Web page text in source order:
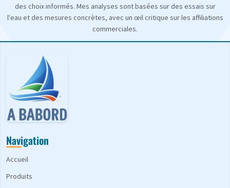
des choix informés. Mes analyses sont basées sur des essais sur
l'eau et des mesures concrètes, avec un œil critique sur les affiliations
commerciales.
Navigation
Accueil
Produits